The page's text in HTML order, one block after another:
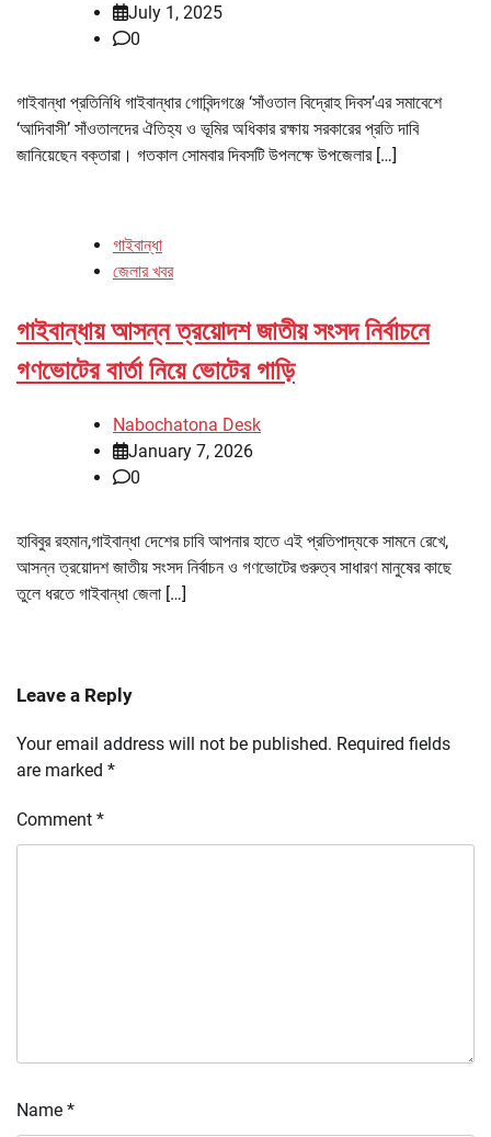
July 1, 2025
0
গাইবান্ধা প্রতিনিধি গাইবান্ধার গোবিন্দগঞ্জে ‘সাঁওতাল বিদ্রোহ দিবস’এর সমাবেশে
‘আদিবাসী’ সাঁওতালদের ঐতিহ্য ও ভূমির অধিকার রক্ষায় সরকারের প্রতি দাবি
জানিয়েছেন বক্তারা। গতকাল সোমবার দিবসটি উপলক্ষে উপজেলার […]
গাইবান্ধা
জেলার খবর
গাইবান্ধায় আসন্ন ত্রয়োদশ জাতীয় সংসদ নির্বাচনে
গণভোটের বার্তা নিয়ে ভোটের গাড়ি
Nabochatona Desk
January 7, 2026
0
হাবিবুর রহমান,গাইবান্ধা দেশের চাবি আপনার হাতে এই প্রতিপাদ্যকে সামনে রেখে,
আসন্ন ত্রয়োদশ জাতীয় সংসদ নির্বাচন ও গণভোটের গুরুত্ব সাধারণ মানুষের কাছে
তুলে ধরতে গাইবান্ধা জেলা […]
Leave a Reply
Your email address will not be published. Required fields
are marked *
Comment *
Name *